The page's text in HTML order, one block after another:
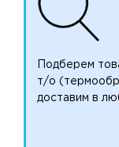
Подберем
т/о
доставим в